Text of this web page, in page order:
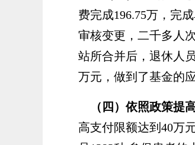
费完成196.75万，完
审核变更，二千多人
站所合并后，退休人
万元，做到了基金的
（四）依照政策提
高支付限额达到 40万